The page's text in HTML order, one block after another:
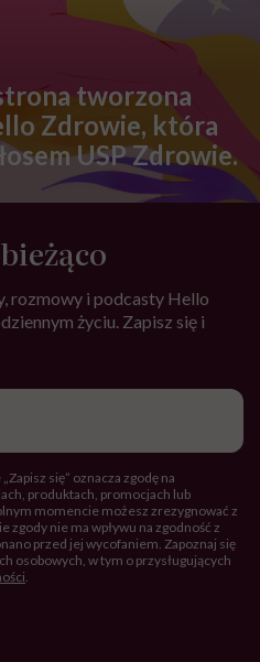
tworzona
Zdrowie, która
USP Zdrowie.
rozmowy i podcasty Hello
życiu. Zapisz się i
się” oznacza zgodę na
produktach, promocjach lub
momencie możesz zrezygnować z
nie ma wpływu na zgodność z
przed jej wycofaniem. Zapoznaj się
osobowych, w tym o przysługujących